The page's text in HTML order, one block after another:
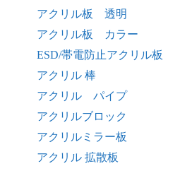
アクリル板 透明
アクリル板 カラー
ESD/帯電防止アクリル板
アクリル 棒
アクリル パイプ
アクリルブロック
アクリルミラー板
アクリル 拡散板